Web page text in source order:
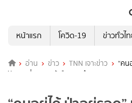
หน้าแรก
โควิด-19 ข่าวทั่วไ
อ่าน ข่าว TNN เจาะข่าว
“ค
ปัญหาที่ดิน 65 ปี คืนสิทธิทำกิน